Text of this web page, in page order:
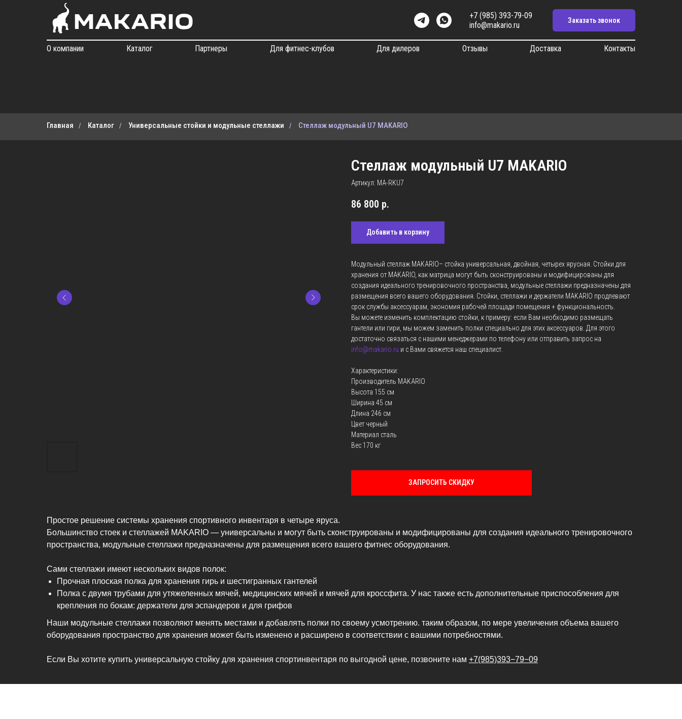
+7 (985) 393-79-09
info@makario.ru
Заказать звонок
О компании Каталог Партнеры Для фитнес-клубов Для дилеров Отзывы Доставка Контакты
Главная / Каталог / Универсальные стойки и модульные стеллажи / Стеллаж модульный U7 MAKARIO
Стеллаж модульный U7 MAKARIO
Артикул: MA-RKU7
86 800 р.
Добавить в корзину
Модульный стеллаж MAKARIO– стойка универсальная, двойная, четырех ярусная. Стойки для
хранения от MAKARIO, как матрица могут быть сконструированы и модифицированы для
создания идеального тренировочного пространства, модульные стеллажи предназначены для
размещения всего вашего оборудования. Стойки, стеллажи и держатели MAKARIO продлевают
срок службы аксессуарам, экономия рабочей площади помещения + функциональность.
Вы можете изменить комплектацию стойки, к примеру: если Вам необходимо размещать
гантели или гири, мы можем заменить полки специально для этих аксессуаров. Для этого
достаточно связаться с нашими менеджерами по телефону или отправить запрос на
info@makario.ru и с Вами свяжется наш специалист.
Характеристики:
Производитель MAKARIO
Высота 155 см
Ширина 45 см
Длина 246 см
Цвет черный
Материал сталь
Вес 170 кг
ЗАПРОСИТЬ СКИДКУ
Простое решение системы хранения спортивного инвентаря в четыре яруса.
Большинство стоек и стеллажей MAKARIO — универсальны и могут быть сконструированы и модифицированы для создания идеального тренировочного
пространства, модульные стеллажи предназначены для размещения всего вашего фитнес оборудования.
Сами стеллажи имеют нескольких видов полок:
Прочная плоская полка для хранения гирь и шестигранных гантелей
Полка с двумя трубами для утяжеленных мячей, медицинских мячей и мячей для кроссфита. У нас также есть дополнительные приспособления для
крепления по бокам: держатели для эспандеров и для грифов
Наши модульные стеллажи позволяют менять местами и добавлять полки по своему усмотрению. таким образом, по мере увеличения объема вашего
оборудования пространство для хранения может быть изменено и расширено в соответствии с вашими потребностями.
Если Вы хотите купить универсальную стойку для хранения спортинвентаря по выгодной цене, позвоните нам +7(985)393−79−09